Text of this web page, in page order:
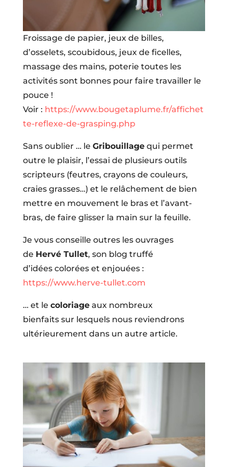
Froissage de papier, jeux de billes,
d’osselets, scoubidous, jeux de ficelles,
massage des mains, poterie toutes les
activités sont bonnes pour faire travailler le
pouce !
Voir : https://www.bougetaplume.fr/affichet
te-reflexe-de-grasping.php
Sans oublier … le Gribouillagequi permet
outre le plaisir, l’essai de plusieurs outils
scripteurs (feutres, crayons de couleurs,
craies grasses…) et le relâchement de bien
mettre en mouvement le bras et l’avant-
bras, de faire glisser la main sur la feuille.
Je vous conseille outres les ouvrages
de Hervé Tullet, son blog truffé
d’idées colorées et enjouées :
https://www.herve-tullet.com
… et le coloriageaux nombreux
bienfaits sur lesquels nous reviendrons
ultérieurement dans un autre article.